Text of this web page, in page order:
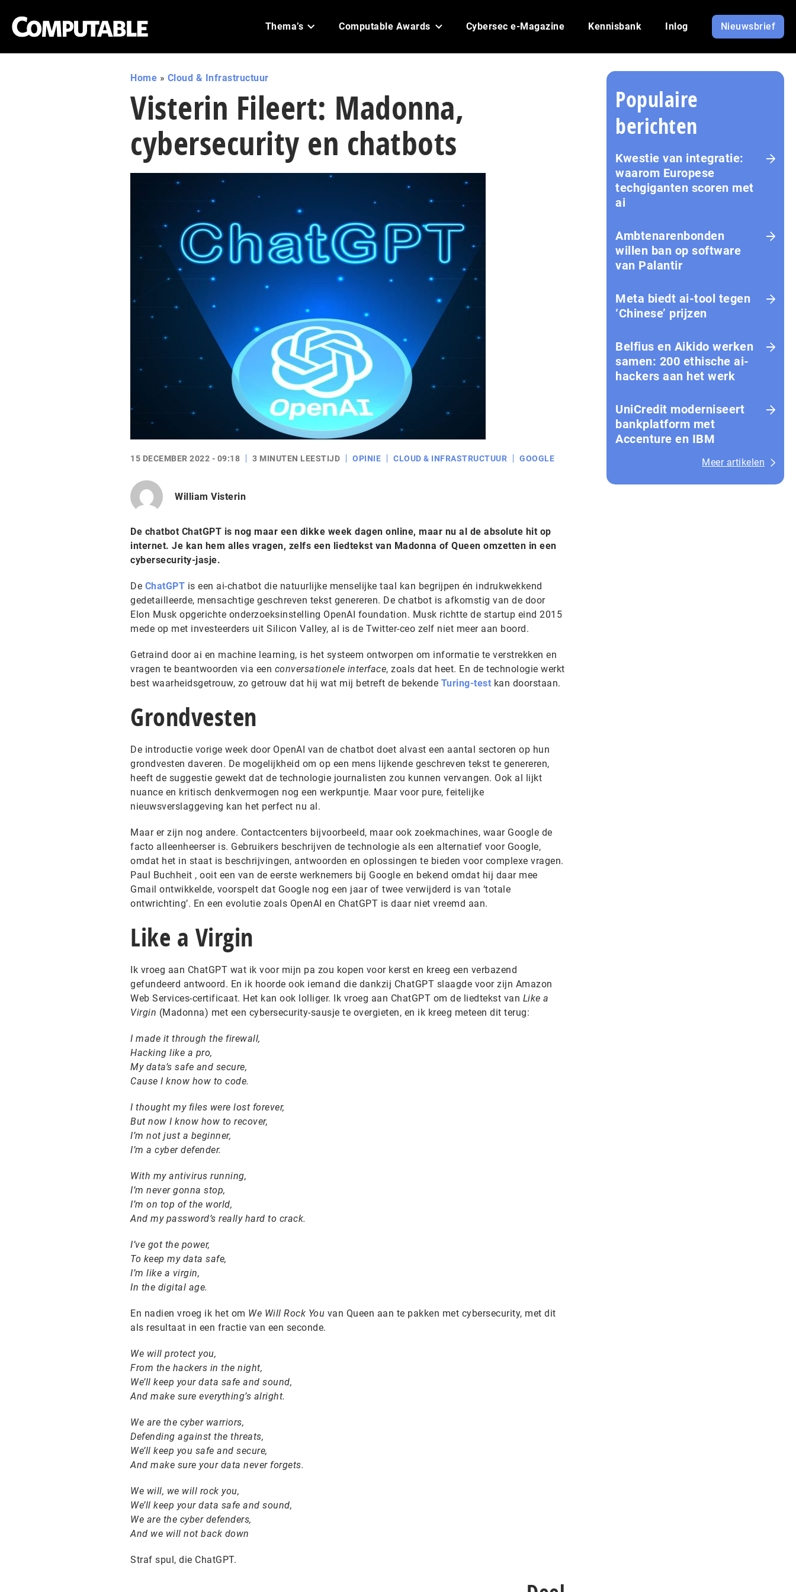
Thema’s Computable Awards Cybersec e-Magazine Kennisbank Inlog Nieuwsbrief
Home » Cloud & Infrastructuur
Visterin Fileert: Madonna,
cybersecurity en chatbots
15 DECEMBER 2022 - 09:18 3 MINUTEN LEESTIJD OPINIE CLOUD & INFRASTRUCTUUR GOOGLE
William Visterin
De chatbot ChatGPT is nog maar een dikke week dagen online, maar nu al de absolute hit op
internet. Je kan hem alles vragen, zelfs een liedtekst van Madonna of Queen omzetten in een
cybersecurity-jasje.
De ChatGPT is een ai-chatbot die natuurlijke menselijke taal kan begrijpen én indrukwekkend
gedetailleerde, mensachtige geschreven tekst genereren. De chatbot is afkomstig van de door
Elon Musk opgerichte onderzoeksinstelling OpenAI foundation. Musk richtte de startup eind 2015
mede op met investeerders uit Silicon Valley, al is de Twitter-ceo zelf niet meer aan boord.
Getraind door ai en machine learning, is het systeem ontworpen om informatie te verstrekken en
vragen te beantwoorden via een conversationele interface, zoals dat heet. En de technologie werkt
best waarheidsgetrouw, zo getrouw dat hij wat mij betreft de bekende Turing-test kan doorstaan.
Grondvesten
De introductie vorige week door OpenAI van de chatbot doet alvast een aantal sectoren op hun
grondvesten daveren. De mogelijkheid om op een mens lijkende geschreven tekst te genereren,
heeft de suggestie gewekt dat de technologie journalisten zou kunnen vervangen. Ook al lijkt
nuance en kritisch denkvermogen nog een werkpuntje. Maar voor pure, feitelijke
nieuwsverslaggeving kan het perfect nu al.
Maar er zijn nog andere. Contactcenters bijvoorbeeld, maar ook zoekmachines, waar Google de
facto alleenheerser is. Gebruikers beschrijven de technologie als een alternatief voor Google,
omdat het in staat is beschrijvingen, antwoorden en oplossingen te bieden voor complexe vragen.
Paul Buchheit , ooit een van de eerste werknemers bij Google en bekend omdat hij daar mee
Gmail ontwikkelde, voorspelt dat Google nog een jaar of twee verwijderd is van ‘totale
ontwrichting’. En een evolutie zoals OpenAI en ChatGPT is daar niet vreemd aan.
Like a Virgin
Ik vroeg aan ChatGPT wat ik voor mijn pa zou kopen voor kerst en kreeg een verbazend
gefundeerd antwoord. En ik hoorde ook iemand die dankzij ChatGPT slaagde voor zijn Amazon
Web Services-certificaat. Het kan ook lolliger. Ik vroeg aan ChatGPT om de liedtekst van Like a
Virgin (Madonna) met een cybersecurity-sausje te overgieten, en ik kreeg meteen dit terug:
I made it through the firewall,
Hacking like a pro,
My data’s safe and secure,
Cause I know how to code.
I thought my files were lost forever,
But now I know how to recover,
I’m not just a beginner,
I’m a cyber defender.
With my antivirus running,
I’m never gonna stop,
I’m on top of the world,
And my password’s really hard to crack.
I’ve got the power,
To keep my data safe,
I’m like a virgin,
In the digital age.
En nadien vroeg ik het om We Will Rock You van Queen aan te pakken met cybersecurity, met dit
als resultaat in een fractie van een seconde.
We will protect you,
From the hackers in the night,
We’ll keep your data safe and sound,
And make sure everything’s alright.
We are the cyber warriors,
Defending against the threats,
We’ll keep you safe and secure,
And make sure your data never forgets.
We will, we will rock you,
We’ll keep your data safe and sound,
We are the cyber defenders,
And we will not back down
Straf spul, die ChatGPT.
Populaire
berichten
Kwestie van integratie:
waarom Europese
techgiganten scoren met
ai
Amb­te­na­ren­bon­den
willen ban op software
van Palantir
Meta biedt ai-tool tegen
‘Chinese’ prijzen
Belfius en Aikido werken
samen: 200 ethische ai-
hackers aan het werk
UniCredit moderniseert
bankplatform met
Accenture en IBM
Meer artikelen